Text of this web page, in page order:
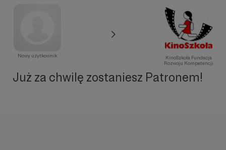
Nowy użytkownik
KinoSzkoła Fundacja
Rozwoju Kompetencji
Już za chwilę zostaniesz Patronem!